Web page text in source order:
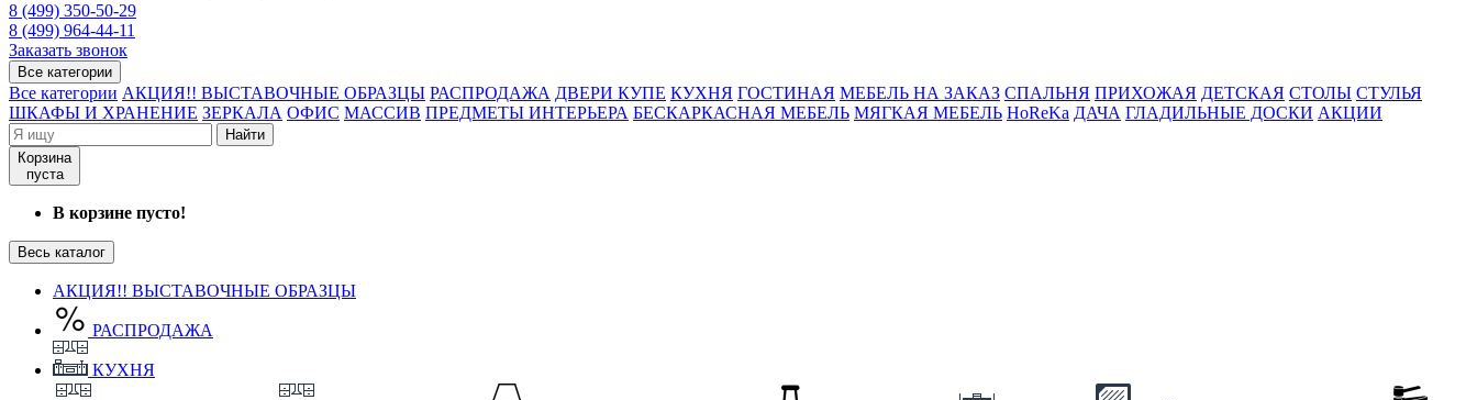
8 (499) 350-50-29
8 (499) 964-44-11
Заказать звонок
Все категории
Все категории АКЦИЯ!! ВЫСТАВОЧНЫЕ ОБРАЗЦЫ РАСПРОДАЖА ДВЕРИ КУПЕ КУХНЯ ГОСТИНАЯ МЕБЕЛЬ НА ЗАКАЗ СПАЛЬНЯ ПРИХОЖАЯ ДЕТСКАЯ СТОЛЫ СТУЛЬЯ
ШКАФЫ И ХРАНЕНИЕ ЗЕРКАЛА ОФИС МАССИВ ПРЕДМЕТЫ ИНТЕРЬЕРА БЕСКАРКАСНАЯ МЕБЕЛЬ МЯГКАЯ МЕБЕЛЬ HoReKa ДАЧА ГЛАДИЛЬНЫЕ ДОСКИ АКЦИИ
Найти
Корзина
пуста
В корзине пусто!
Весь каталог
АКЦИЯ!! ВЫСТАВОЧНЫЕ ОБРАЗЦЫ
РАСПРОДАЖА
КУХНЯ